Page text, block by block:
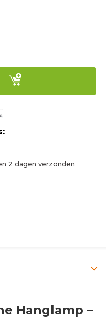
2 dagen verzonden
Hanglamp –